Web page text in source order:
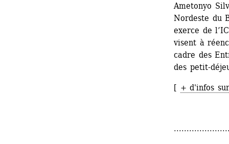
Ametonyo
Nordeste du
exerce de
visent à
cadre des
des petit-
[ + d'infos